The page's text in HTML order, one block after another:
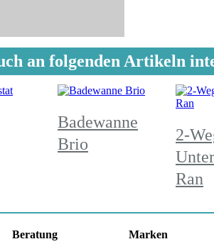
an folgenden Artikeln
Badewanne
Brio
2-
Ran
Beratung
Marken